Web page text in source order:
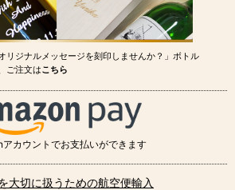
リジナルメッセージを刻印しませんか？」ボトル
ご注文はこちら
カウントでお支払いができます
大切に扱うための航空便輸入